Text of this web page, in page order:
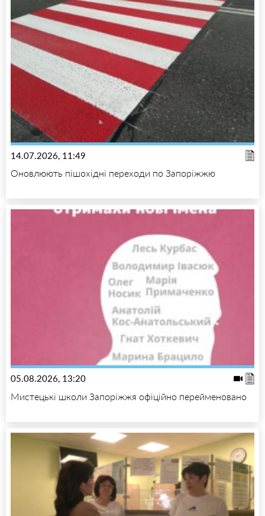
14.07.2026, 11:49
Оновлюють пішохідні переходи по Запоріжжю
05.08.2026, 13:20
Мистецькі школи Запоріжжя офіційно перейменовано